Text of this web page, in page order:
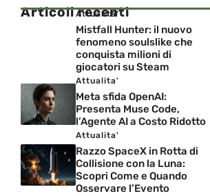
Articoli recenti
Attualita'
Mistfall Hunter: il nuovo
fenomeno soulslike che
conquista milioni di
giocatori su Steam
Attualita'
Meta sfida OpenAI:
Presenta Muse Code,
l’Agente AI a Costo Ridotto
Attualita'
Razzo SpaceX in Rotta di
Collisione con la Luna:
Scopri Come e Quando
Osservare l’Evento